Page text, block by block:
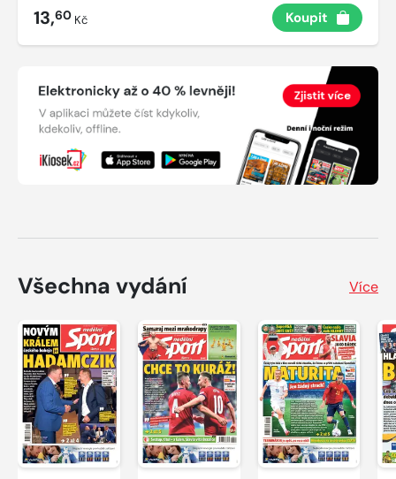
13,60 Kč Koupit
Všechna vydání Více